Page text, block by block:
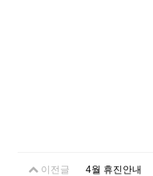
이전글 4월 휴진안내